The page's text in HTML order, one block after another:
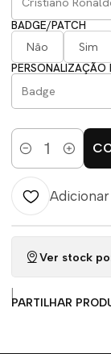
BADGE/PATCH
Não
Sim
PERSONALIZAÇÃO
Quantidade
Ver stock
|
PARTILHAR